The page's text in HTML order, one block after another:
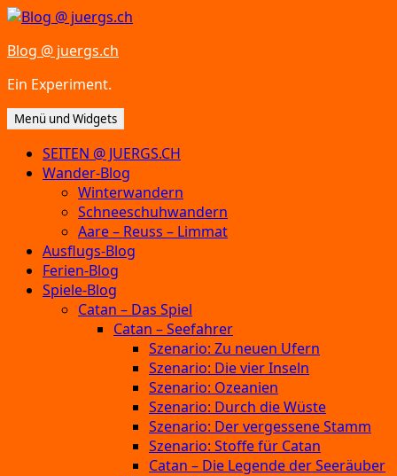
Zum
springen
Blog @ juergs.ch
Ein Experiment.
Menü und Widgets
SEITEN @ JUERGS.CH
Wander-Blog
Winterwandern
Schneeschuhwandern
Aare – Reuss – Limmat
Ausflugs-Blog
Ferien-Blog
Spiele-Blog
Catan – Das Spiel
Catan – Seefahrer
Szenario: Zu neuen Ufern
Szenario: Die vier Inseln
Szenario: Ozeanien
Szenario: Durch die Wüste
Szenario: Der vergessene Stamm
Szenario: Stoffe für Catan
Catan – Die Legende der Seeräuber